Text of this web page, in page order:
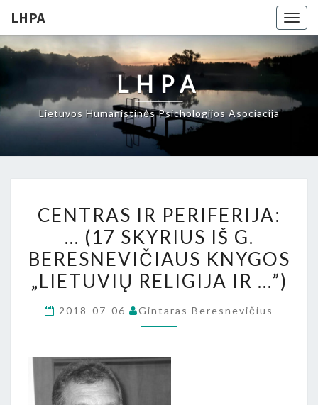
LHPA
LHPA
Lietuvos Humanistinės Psichologijos Asociacija
IR
PERIFERIJA:
…
(17
IŠ
CENTRAS IR PERIFERIJA:
… (17 SKYRIUS IŠ G.
BERESNEVIČIAUS KNYGOS
„LIETUVIŲ RELIGIJA IR …”)
2018-07-06 Gintaras Beresnevičius